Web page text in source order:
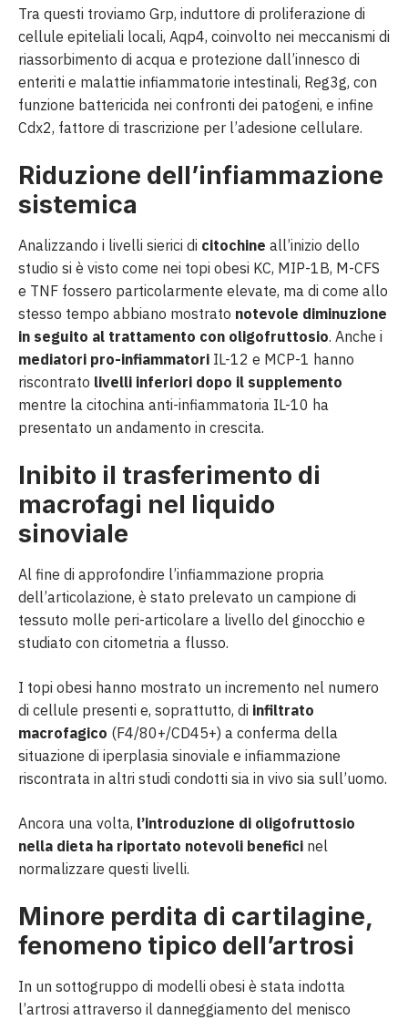
Tra questi troviamo Grp, induttore di proliferazione di
cellule epiteliali locali, Aqp4, coinvolto nei meccanismi di
riassorbimento di acqua e protezione dall’innesco di
enteriti e malattie infiammatorie intestinali, Reg3g, con
funzione battericida nei confronti dei patogeni, e infine
Cdx2, fattore di trascrizione per l’adesione cellulare.
Riduzione dell’infiammazione
sistemica
Analizzando i livelli sierici di citochine all’inizio dello
studio si è visto come nei topi obesi KC, MIP-1B, M-CFS
e TNF fossero particolarmente elevate, ma di come allo
stesso tempo abbiano mostrato notevole diminuzione
in seguito al trattamento con oligofruttosio. Anche i
mediatori pro-infiammatori IL-12 e MCP-1 hanno
riscontrato livelli inferiori dopo il supplemento
mentre la citochina anti-infiammatoria IL-10 ha
presentato un andamento in crescita.
Inibito il trasferimento di
macrofagi nel liquido
sinoviale
Al fine di approfondire l’infiammazione propria
dell’articolazione, è stato prelevato un campione di
tessuto molle peri-articolare a livello del ginocchio e
studiato con citometria a flusso.
I topi obesi hanno mostrato un incremento nel numero
di cellule presenti e, soprattutto, di infiltrato
macrofagico (F4/80+/CD45+) a conferma della
situazione di iperplasia sinoviale e infiammazione
riscontrata in altri studi condotti sia in vivo sia sull’uomo.
Ancora una volta, l’introduzione di oligofruttosio
nella dieta ha riportato notevoli benefici nel
normalizzare questi livelli.
Minore perdita di cartilagine,
fenomeno tipico dell’artrosi
In un sottogruppo di modelli obesi è stata indotta
l’artrosi attraverso il danneggiamento del menisco